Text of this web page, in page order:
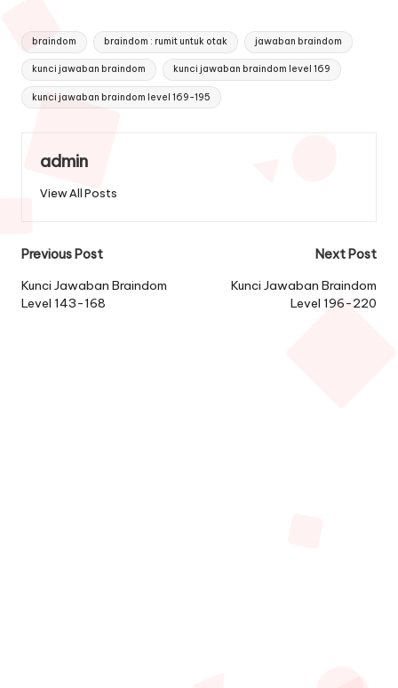
Tags:
braindom braindom : rumit untuk otak jawaban braindom
kunci jawaban braindom kunci jawaban braindom level 169
kunci jawaban braindom level 169-195
admin
View All Posts
Post
navigation
Previous Post
Kunci Jawaban Braindom
Level 143-168
Next Post
Kunci Jawaban Braindom
Level 196-220